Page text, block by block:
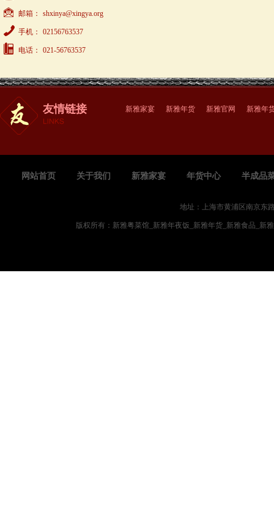
邮箱： shxinya@xingya.org
手机： 02156763537
电话： 021-56763537
友情链接 新雅家宴 新雅年货 新雅官网 新雅年
网站首页 关于我们 新雅家宴 年货中心 半成品
地址：上海市黄浦区南京
版权所有：新雅粤菜馆_新雅年夜饭_新雅年货_新雅食品_